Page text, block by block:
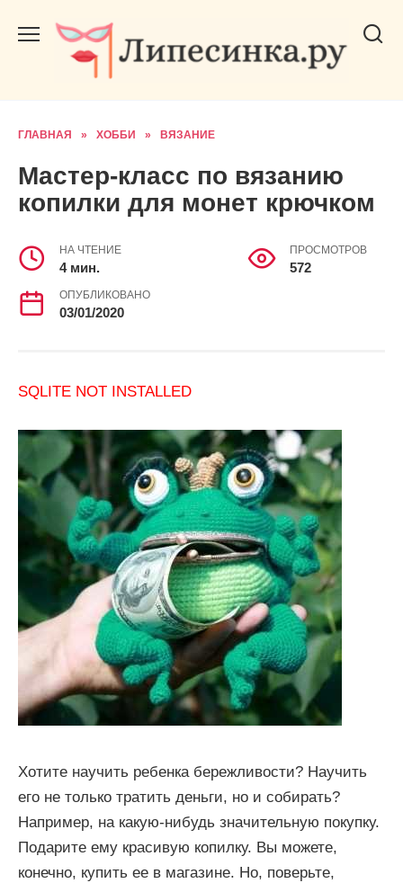
содержанию
ГЛАВНАЯ » ХОББИ » ВЯЗАНИЕ
Мастер-класс по вязанию
копилки для монет крючком
НА ЧТЕНИЕ
4 мин.
ПРОСМОТРОВ
572
ОПУБЛИКОВАНО
03/01/2020
SQLITE NOT INSTALLED
Хотите научить ребенка бережливости? Научить
его не только тратить деньги, но и собирать?
Например, на какую-нибудь значительную покупку.
Подарите ему красивую копилку. Вы можете,
конечно, купить ее в магазине. Но, поверьте,